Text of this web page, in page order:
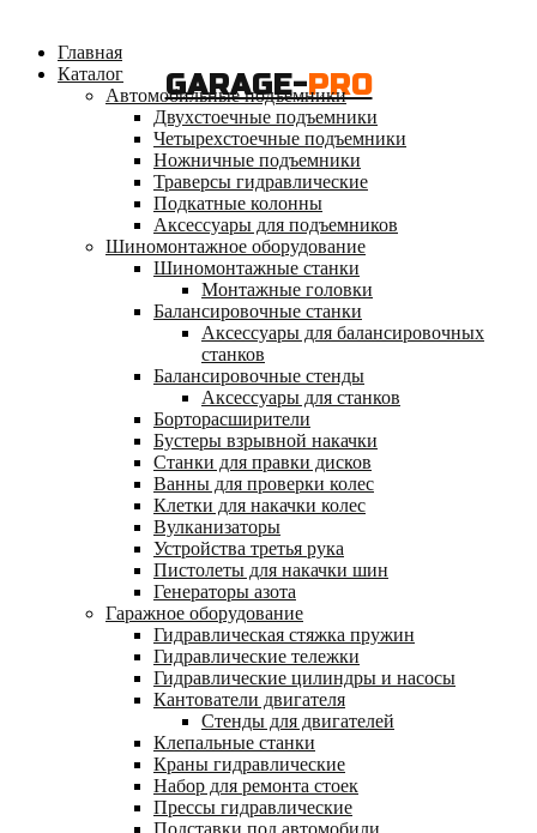
GARAGE-PRO
Главная
Каталог
Автомобильные подъемники
Двухстоечные подъемники
Четырехстоечные подъемники
Ножничные подъемники
Траверсы гидравлические
Подкатные колонны
Аксессуары для подъемников
Шиномонтажное оборудование
Шиномонтажные станки
Монтажные головки
Балансировочные станки
Аксессуары для балансировочных
станков
Балансировочные стенды
Аксессуары для станков
Борторасширители
Бустеры взрывной накачки
Станки для правки дисков
Ванны для проверки колес
Клетки для накачки колес
Вулканизаторы
Устройства третья рука
Пистолеты для накачки шин
Генераторы азота
Гаражное оборудование
Гидравлическая стяжка пружин
Гидравлические тележки
Гидравлические цилиндры и насосы
Кантователи двигателя
Стенды для двигателей
Клепальные станки
Краны гидравлические
Набор для ремонта стоек
Прессы гидравлические
Подставки под автомобили